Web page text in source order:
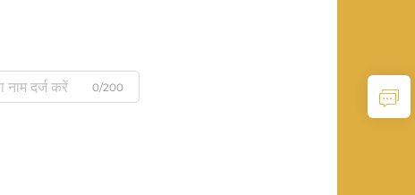
0/200